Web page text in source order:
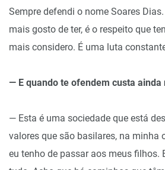
Sempre defendi o nome Soares
mais gosto de ter, é o respeito que
mais considero. É uma luta
— E quando te ofendem custa ainda
— Esta é uma sociedade que está
valores que são basilares, na minha
eu tenho de passar aos meus filhos.